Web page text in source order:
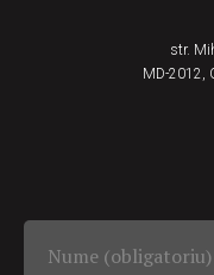
str.
MD-2012,
Nume (obligatoriu)